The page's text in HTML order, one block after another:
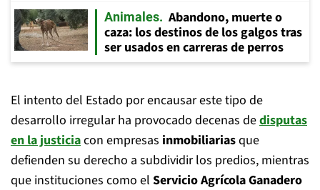
Animales
Abandono, muerte o
caza: los destinos de los galgos tras
ser usados en carreras de perros
El intento del Estado por encausar este tipo de
desarrollo irregular ha provocado decenas dedisputas
en la justiciacon empresas inmobiliariasque
defienden su derecho a subdividir los predios, mientras
que instituciones como el Servicio Agrícola Ganadero